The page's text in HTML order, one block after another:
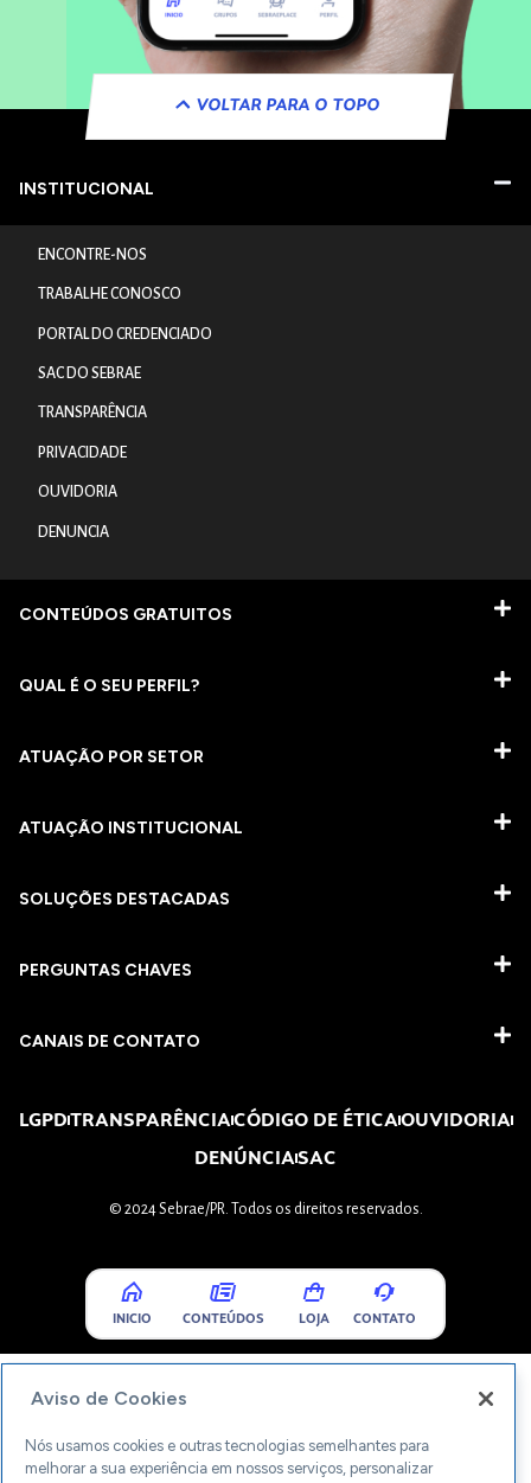
VOLTAR PARA O TOPO
INSTITUCIONAL
ENCONTRE-NOS
TRABALHE CONOSCO
PORTAL DO CREDENCIADO
SAC DO SEBRAE
TRANSPARÊNCIA
PRIVACIDADE
OUVIDORIA
DENUNCIA
CONTEÚDOS GRATUITOS
QUAL É O SEU PERFIL?
ATUAÇÃO POR SETOR
ATUAÇÃO INSTITUCIONAL
SOLUÇÕES DESTACADAS
PERGUNTAS CHAVES​
CANAIS DE CONTATO
LGPDTRANSPARÊNCIACÓDIGO DE ÉTICAOUVIDORIA
DENÚNCIASAC
© 2024 Sebrae/PR. Todos os direitos reservados.
INICIO CONTEÚDOS LOJA CONTATO
Aviso de Cookies
Nós usamos cookies e outras tecnologias semelhantes para
melhorar a sua experiência em nossos serviços, personalizar